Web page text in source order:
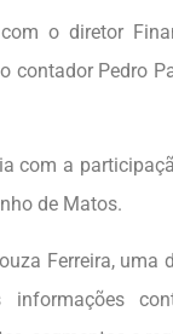
o diretor
contador Pedro
com a
de Matos.
Ferreira,
informações